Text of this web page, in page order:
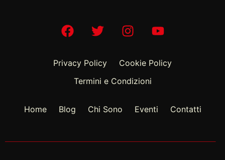
Privacy Policy
Cookie Policy
Termini e Condizioni
Home Blog Chi Sono Eventi Contatti